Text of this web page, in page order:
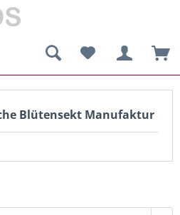
Blütensekt Manufaktur